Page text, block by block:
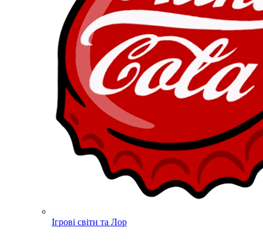
Ігрові світи та Лор